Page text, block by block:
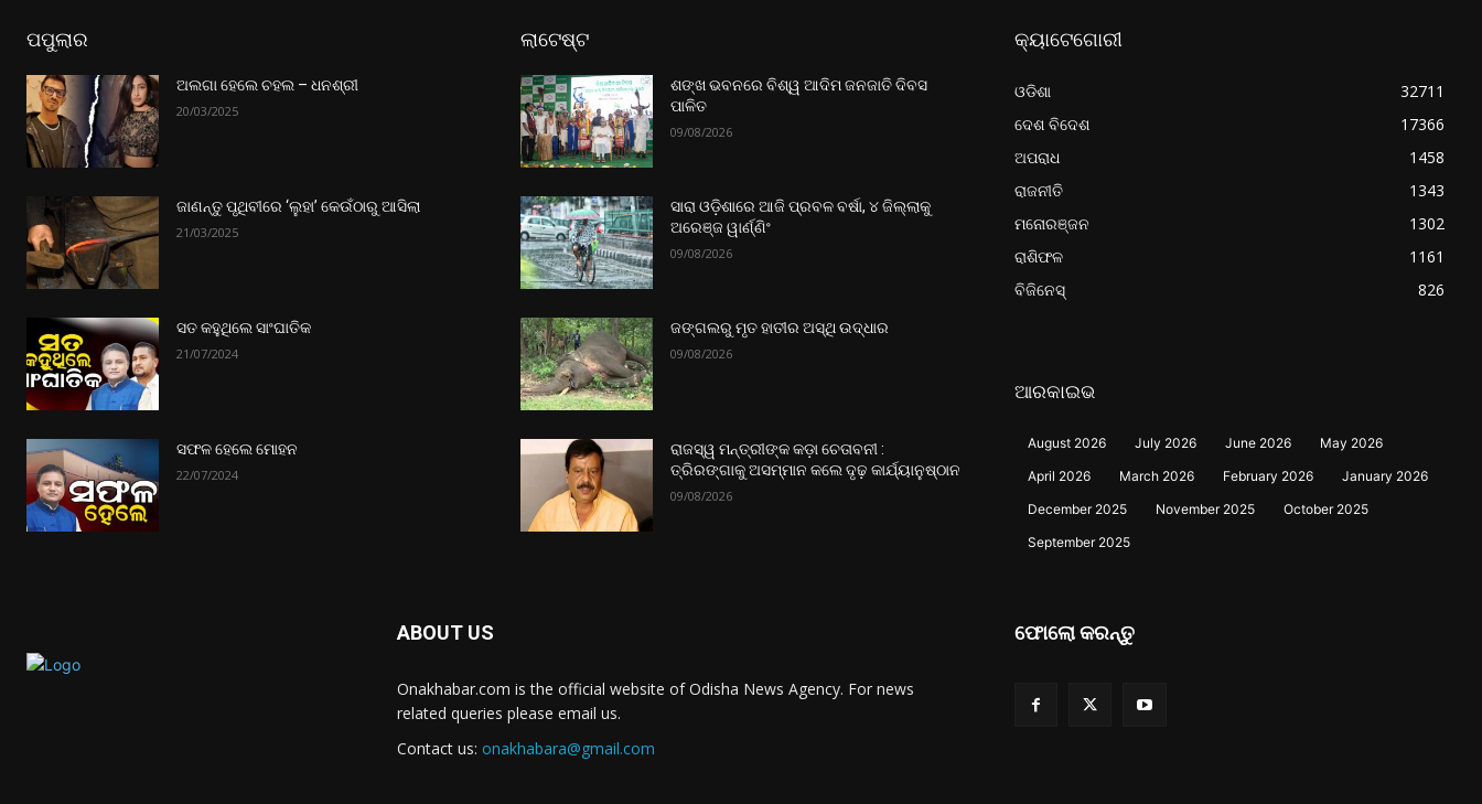
ପପୁଲାର
ଅଲଗା ହେଲେ ଚହଲ – ଧନଶ୍ରୀ
20/03/2025
ଜାଣନ୍ତୁ ପୃଥିବୀରେ ‘ଲୁହା’ କେଉଁଠାରୁ ଆସିଲା
21/03/2025
ସତ କହୁଥିଲେ ସାଂଘାତିକ
21/07/2024
ସଫଳ ହେଲେ ମୋହନ
22/07/2024
ଲାଟେଷ୍ଟ
ଶଙ୍ଖ ଭବନରେ ବିଶ୍ୱ ଆଦିମ ଜନଜାତି ଦିବସ
ପାଳିତ
09/08/2026
ସାରା ଓଡ଼ିଶାରେ ଆଜି ପ୍ରବଳ ବର୍ଷା, ୪ ଜିଲ୍ଲାକୁ
ଅରେଞ୍ଜ ୱାର୍ଣ୍ଣିଂ
09/08/2026
ଜଙ୍ଗଲରୁ ମୃତ ହାତୀର ଅସ୍ଥି ଉଦ୍ଧାର
09/08/2026
ରାଜସ୍ୱ ମନ୍ତ୍ରୀଙ୍କ କଡ଼ା ଚେତାବନୀ :
ତ୍ରିରଙ୍ଗାକୁ ଅସମ୍ମାନ କଲେ ଦୃଢ଼ କାର୍ଯ୍ୟାନୁଷ୍ଠାନ
09/08/2026
କ୍ୟାଟେଗୋରୀ
ଓଡିଶା
32711
ଦେଶ ବିଦେଶ
17366
ଅପରାଧ
1458
ରାଜନୀତି
1343
ମନୋରଞ୍ଜନ
1302
ରାଶିଫଳ
1161
ବିଜିନେସ୍
826
ଆରକାଇଭ
August 2026 July 2026 June 2026
May 2026
April 2026
March 2026 February 2026
January 2026
December 2025
November 2025
October 2025
September 2025
ABOUT US
Onakhabar.com is the official website of Odisha News Agency. For news
related queries please email us.
Contact us: onakhabara@gmail.com
ଫୋଲୋ କରନ୍ତୁ